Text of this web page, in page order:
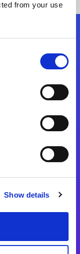
from your use
Show details